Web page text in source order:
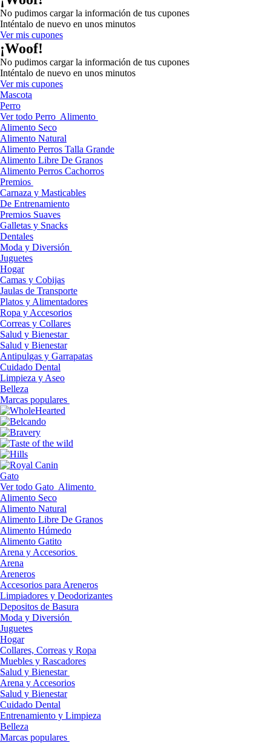
No pudimos cargar la información de tus cupones
Inténtalo de nuevo en unos minutos
Ver mis cupones
¡Woof!
No pudimos cargar la información de tus cupones
Inténtalo de nuevo en unos minutos
Ver mis cupones
Mascota
Perro
Ver todo Perro Alimento
Alimento Seco
Alimento Natural
Alimento Perros Talla Grande
Alimento Libre De Granos
Alimento Perros Cachorros
Premios
Carnaza y Masticables
De Entrenamiento
Premios Suaves
Galletas y Snacks
Dentales
Moda y Diversión
Juguetes
Hogar
Camas y Cobijas
Jaulas de Transporte
Platos y Alimentadores
Ropa y Accesorios
Correas y Collares
Salud y Bienestar
Salud y Bienestar
Antipulgas y Garrapatas
Cuidado Dental
Limpieza y Aseo
Belleza
Marcas populares
Gato
Ver todo Gato Alimento
Alimento Seco
Alimento Natural
Alimento Libre De Granos
Alimento Húmedo
Alimento Gatito
Arena y Accesorios
Arena
Areneros
Accesorios para Areneros
Limpiadores y Deodorizantes
Depositos de Basura
Moda y Diversión
Juguetes
Hogar
Collares, Correas y Ropa
Muebles y Rascadores
Salud y Bienestar
Arena y Accesorios
Salud y Bienestar
Cuidado Dental
Entrenamiento y Limpieza
Belleza
Marcas populares